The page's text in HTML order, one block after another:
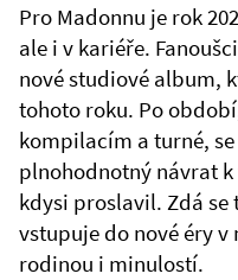
Pro Madonnu je rok
ale i v kariéře.
nové studiové album,
tohoto roku. Po
kompilacím a turné,
plnohodnotný návrat
kdysi proslavil. Zdá se
vstupuje do nové éry
rodinou i minulostí.